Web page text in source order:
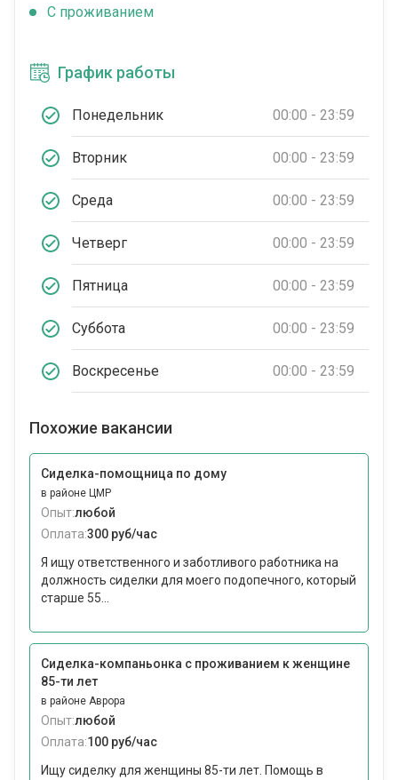
C проживанием
График работы
Понедельник 00:00 - 23:59
Вторник 00:00 - 23:59
Среда 00:00 - 23:59
Четверг 00:00 - 23:59
Пятница 00:00 - 23:59
Суббота 00:00 - 23:59
Воскресенье 00:00 - 23:59
Похожие вакансии
Сиделка-помощница по дому
в районе ЦМР
Опыт:любой
Оплата:300 руб/час
Я ищу ответственного и заботливого работника на
должность сиделки для моего подопечного, который
старше 55...
Сиделка-компаньонка с проживанием к женщине
85-ти лет
в районе Аврора
Опыт:любой
Оплата:100 руб/час
Ищу сиделку для женщины 85-ти лет. Помощь в